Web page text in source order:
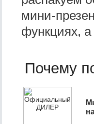
мини-
функциях,
Почему